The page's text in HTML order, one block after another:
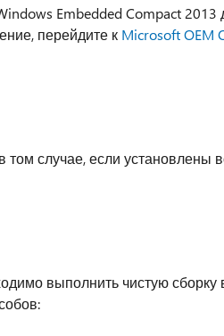
Embedded Compact 2013
перейдите к Microsoft OEM
том случае, если
выполнить чистую